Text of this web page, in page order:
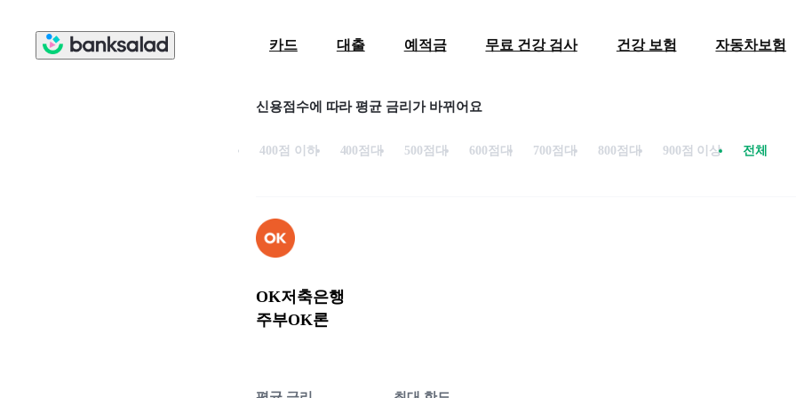
카드 대출 예적금 무료 건강 검사 건강 보험 자동차보험
신용점수에 따라 평균 금리가 바뀌어요
400점 이하 400점대 500점대 600점대 700점대 800점대 900점 이상 전체
OK저축은행
주부OK론